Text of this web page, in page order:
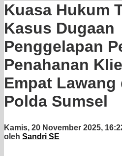
Kuasa Hukum
Kasus Dugaan
Penggelapan
Penahanan
Empat
Polda Sumsel
Kamis, 20 November 2025,
oleh Sandri SE